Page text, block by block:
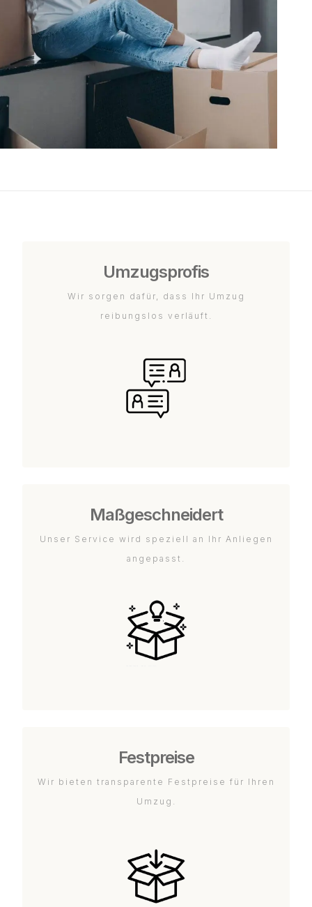
Umzugsprofis
Wir sorgen dafür, dass Ihr Umzug
reibungslos verläuft.
Maßgeschneidert
Unser Service wird speziell an Ihr Anliegen
angepasst.
Festpreise
Wir bieten transparente Festpreise für Ihren
Umzug.